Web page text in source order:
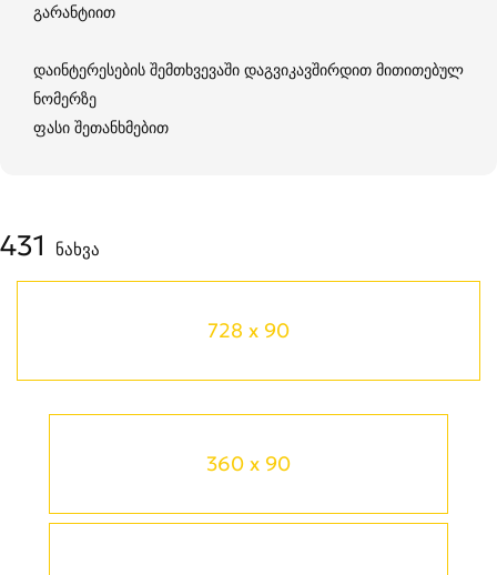
360 x 90
გარანტიით
დაინტერესების შემთხვევაში დაგვიკავშირდით მითითებულ
ნომერზე
ფასი შეთანხმებით
431 ნახვა
728 x 90